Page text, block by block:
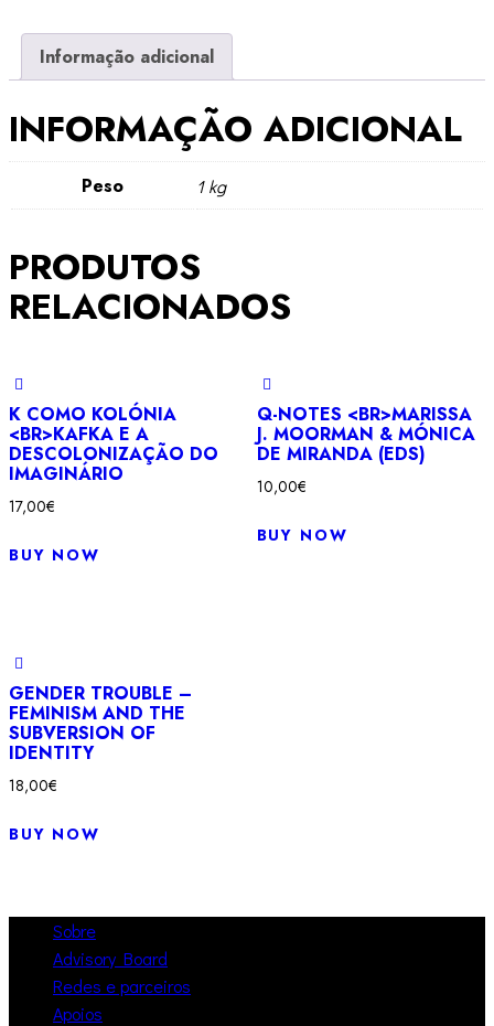
Tomar
a
Gayatri
Spivak
Informação adicional
INFORMAÇÃO ADICIONAL
Peso 1 kg
PRODUTOS
RELACIONADOS
K COMO KOLÓNIA
<BR>KAFKA E A
DESCOLONIZAÇÃO DO
IMAGINÁRIO
17,00€
BUY NOW
Q-NOTES <BR>MARISSA
J. MOORMAN & MÓNICA
DE MIRANDA (EDS)
10,00€
BUY NOW
GENDER TROUBLE –
FEMINISM AND THE
SUBVERSION OF
IDENTITY
18,00€
BUY NOW
Sobre
Advisory Board
Redes e parceiros
Apoios